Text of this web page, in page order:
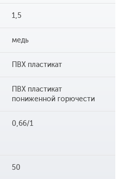
1,5
медь
ПВХ пластикат
ПВХ пластикат
пониженной горючести
0,66/1
50